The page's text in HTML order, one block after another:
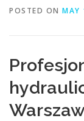
POSTED ON MAY